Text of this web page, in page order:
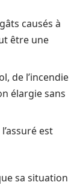
causés à
être une
de l’incendie
élargie sans
est
sa situation